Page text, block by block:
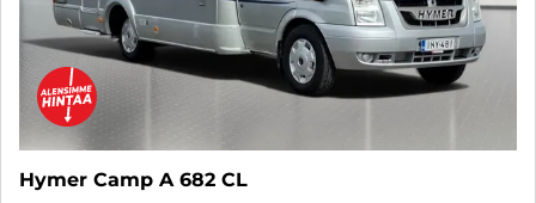
Hymer Camp A 682 CL